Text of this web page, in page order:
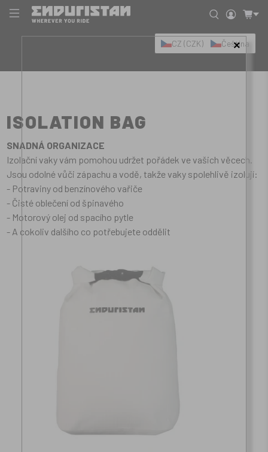
ISOLATION BAG
SNADNÁ ORGANIZACE
Izolační vaky vám pomohou udržet pořádek ve vašich věcech.
Jsou odolné vůči zápachu a vodě, takže vaky spolehlivě izolují:
- Potraviny od benzínového vařiče
- Čisté oblečení od špinavého
- Motorový olej od spacího pytle
- A cokoliv dalšího co potřebujete oddělit
CZ (CZK) Čeština
×